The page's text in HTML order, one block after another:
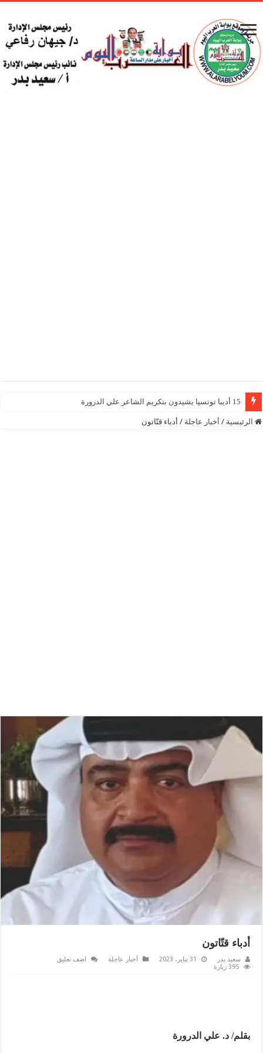
15 أديبا تونسيا يشيدون بتكريم الشاعر علي الدرورة
الرئيسية / أخبار عاجلة / أدباء قتّاتون
أدباء قتّاتون
سعيد بدر 31 يناير، 2023 أخبار عاجلة
اضف تعليق
395 زيارة
بقلم/ د. علي الدرورة